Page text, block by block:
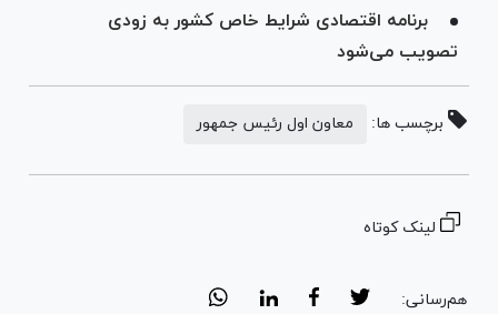
برنامه اقتصادی شرایط خاص کشور به زودی
تصویب می‌شود
برچسب ها: معاون اول رئیس جمهور
لینک کوتاه
هم‌رسانی: